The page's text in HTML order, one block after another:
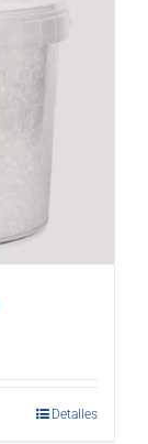
Detalles